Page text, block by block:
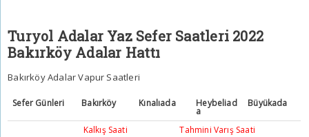
Turyol Adalar Yaz Sefer Saatleri 2022
Bakırköy Adalar Hattı
Bakırköy Adalar Vapur Saatleri
Sefer Günleri Bakırköy Kınalıada Heybeliad
a
Büyükada
Kalkış Saati
Tahmini Varış Saati